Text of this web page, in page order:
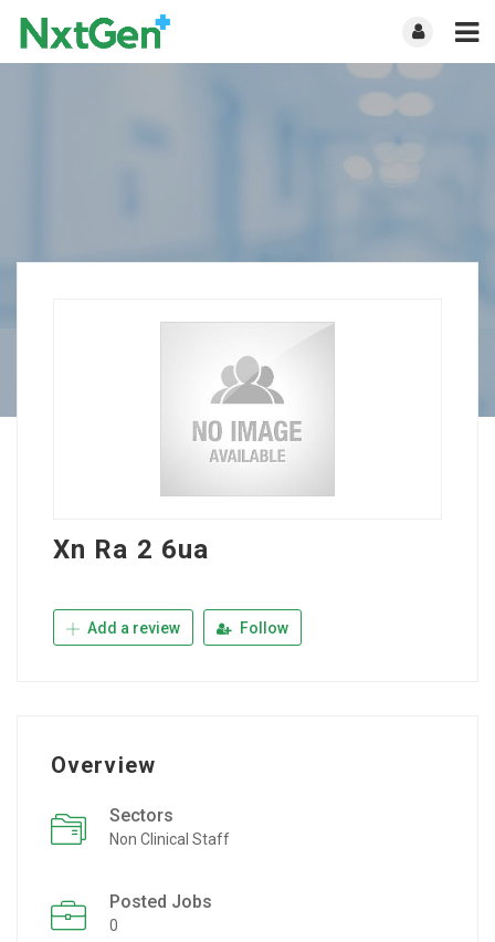
Xn Ra 2 6ua
Add a review Follow
Overview
Sectors
Non Clinical Staff
Posted Jobs
0